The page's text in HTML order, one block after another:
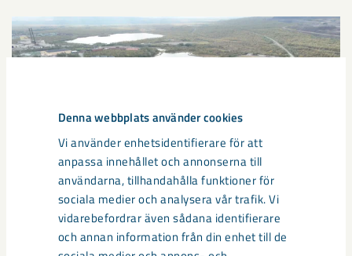
Denna webbplats använder cookies
Vi använder enhetsidentifierare för att
anpassa innehållet och annonserna till
användarna, tillhandahålla funktioner för
sociala medier och analysera vår trafik. Vi
vidarebefordrar även sådana identifierare
och annan information från din enhet till de